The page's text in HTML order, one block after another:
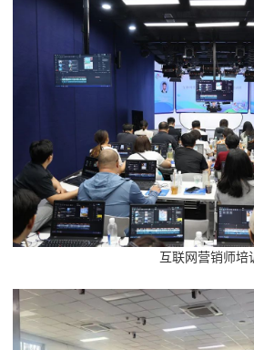
互联网营销师培